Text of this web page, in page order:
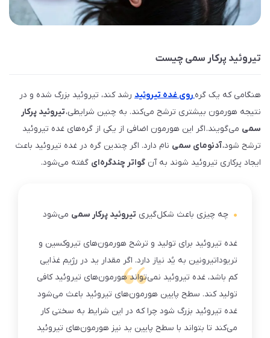
تیروئید پرکار سمی چیست
هنگامی که یک گره روی غده تیروئید رشد کند، تیروئید بزرگ شده و در
نتیجه هورمون بیشتری ترشح می‌کند. به چنین شرایطی،تیروئید پرکار
سمی می‌گویند. اگر این هورمون اضافی از یکی از گره‌های غده تیروئید
ترشح شود،آدنومای سمی نام دارد. اگر چندین گره در غده تیروئید باعث
ایجاد پرکاری تیروئید شوند به آن گواتر چندگره‌ای گفته می‌شود.
چه چیزی باعث شکل‌گیری تیروئید پرکار سمی می‌شود
غده تیروئید برای تولید و ترشح هورمون‌های تیروکسین و
تریوداتیرونین به یُد نیاز دارد. اگر مقدار ید در رژیم غذایی
کم باشد، غده تیروئید نمی‌تواند هورمون‌های تیروئید کافی
تولید کند. سطح پایین هورمون‌های تیروئید باعث می‌شود
غده تیروئید بزرگ شود چرا که در این شرایط به سختی کار
می‌کند تا بتواند با سطح پایین ید نیز هورمون‌های تیروئید